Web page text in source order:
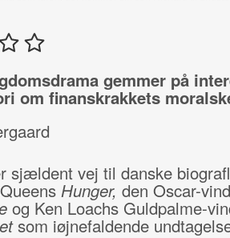
gemmer på
om finanskrakkets
sjældent vej til danske
Hunger, den Oscar-
og Ken Loachs Guldpalme-
som iøjnefaldende